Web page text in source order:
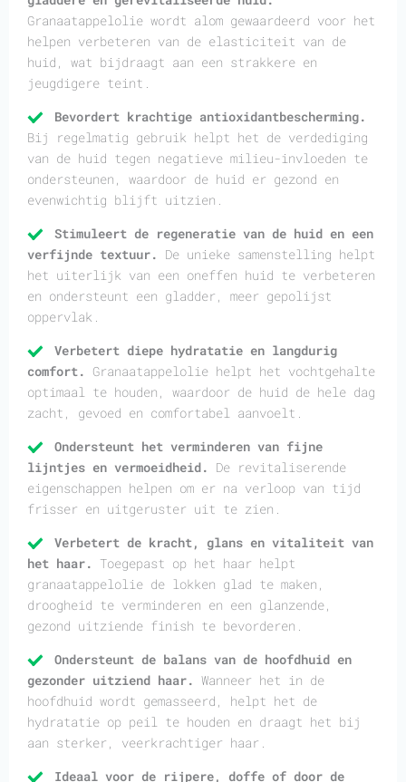
Granaatappelolie wordt alom gewaardeerd voor het
helpen verbeteren van de elasticiteit van de
huid, wat bijdraagt aan een strakkere en
jeugdigere teint.
Bevordert krachtige antioxidantbescherming.
Bij regelmatig gebruik helpt het de verdediging
van de huid tegen negatieve milieu-invloeden te
ondersteunen, waardoor de huid er gezond en
evenwichtig blijft uitzien.
Stimuleert de regeneratie van de huid en een
verfijnde textuur. De unieke samenstelling helpt
het uiterlijk van een oneffen huid te verbeteren
en ondersteunt een gladder, meer gepolijst
oppervlak.
Verbetert diepe hydratatie en langdurig
comfort. Granaatappelolie helpt het vochtgehalte
optimaal te houden, waardoor de huid de hele dag
zacht, gevoed en comfortabel aanvoelt.
Ondersteunt het verminderen van fijne
lijntjes en vermoeidheid. De revitaliserende
eigenschappen helpen om er na verloop van tijd
frisser en uitgeruster uit te zien.
Verbetert de kracht, glans en vitaliteit van
het haar. Toegepast op het haar helpt
granaatappelolie de lokken glad te maken,
droogheid te verminderen en een glanzende,
gezond uitziende finish te bevorderen.
Ondersteunt de balans van de hoofdhuid en
gezonder uitziend haar. Wanneer het in de
hoofdhuid wordt gemasseerd, helpt het de
hydratatie op peil te houden en draagt het bij
aan sterker, veerkrachtiger haar.
Ideaal voor de rijpere, doffe of door de